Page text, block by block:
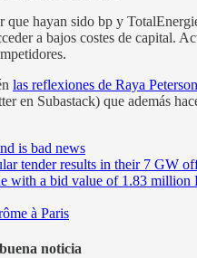
que hayan sido bp y
a bajos costes de capital.
las reflexiones de Raya
en Subastack) que además
is bad news
tender results in their 7
with a bid value of 1.83
à Paris
noticia